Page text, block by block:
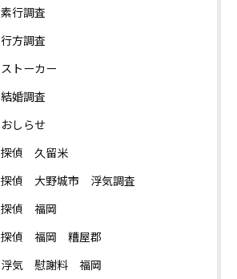
素行調査
行方調査
ストーカー
結婚調査
おしらせ
探偵 久留米
探偵 大野城市 浮気調査
探偵 福岡
探偵 福岡 糟屋郡
浮気 慰謝料 福岡